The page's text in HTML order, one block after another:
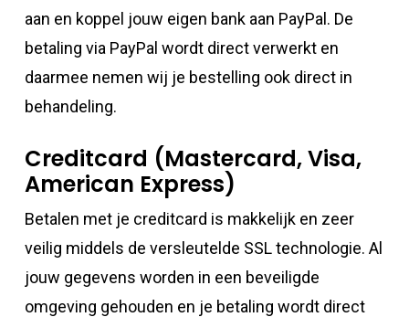
aan en koppel jouw eigen bank aan PayPal. De
betaling via PayPal wordt direct verwerkt en
daarmee nemen wij je bestelling ook direct in
behandeling.
Creditcard (Mastercard, Visa,
American Express)
Betalen met je creditcard is makkelijk en zeer
veilig middels de versleutelde SSL technologie. Al
jouw gegevens worden in een beveiligde
omgeving gehouden en je betaling wordt direct